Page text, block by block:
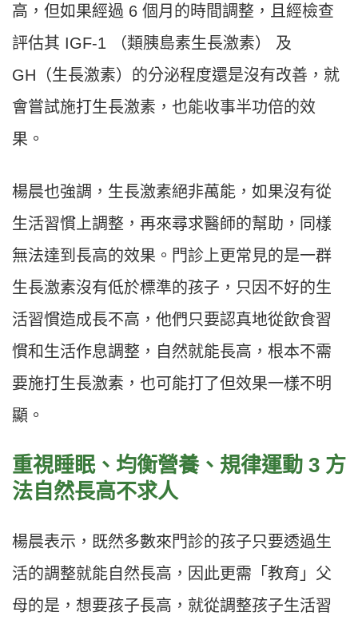
高，但如果經過 6 個月的時間調整，且經檢查
評估其 IGF-1 （類胰島素生長激素） 及
GH（生長激素）的分泌程度還是沒有改善，就
會嘗試施打生長激素，也能收事半功倍的效
果。
楊晨也強調，生長激素絕非萬能，如果沒有從
生活習慣上調整，再來尋求醫師的幫助，同樣
無法達到長高的效果。門診上更常見的是一群
生長激素沒有低於標準的孩子，只因不好的生
活習慣造成長不高，他們只要認真地從飲食習
慣和生活作息調整，自然就能長高，根本不需
要施打生長激素，也可能打了但效果一樣不明
顯。
重視睡眠、均衡營養、規律運動 3 方
法自然長高不求人
楊晨表示，既然多數來門診的孩子只要透過生
活的調整就能自然長高，因此更需「教育」父
母的是，想要孩子長高，就從調整孩子生活習